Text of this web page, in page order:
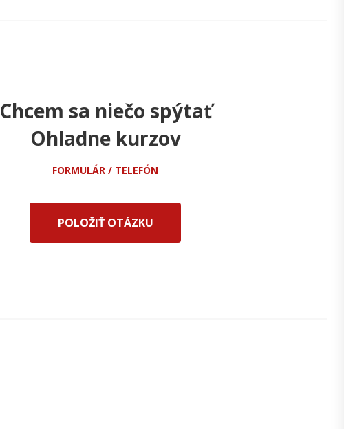
Chcem sa niečo spýtať
Ohladne kurzov
FORMULÁR / TELEFÓN
POLOŽIŤ OTÁZKU